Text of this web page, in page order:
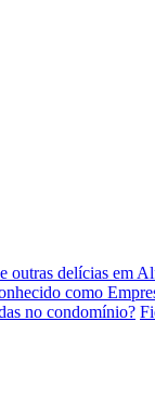
outras delícias em
como
no condomínio?